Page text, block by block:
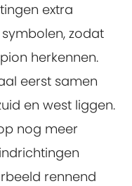
extra
zodat
herkennen.
eerst samen
en west liggen.
nog meer
rennend